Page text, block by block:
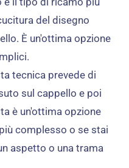
del disegno
È un'ottima opzione
tecnica prevede di
sul cappello e poi
è un'ottima opzione
complesso o se stai
aspetto o una trama